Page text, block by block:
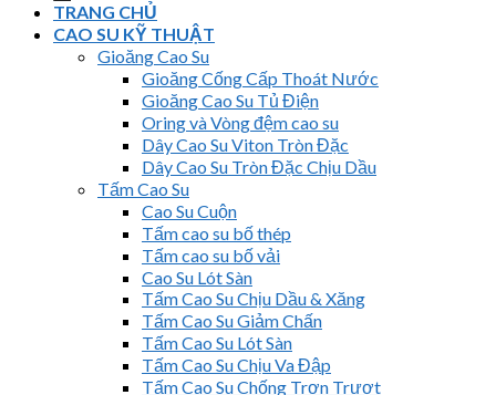
TRANG CHỦ
CAO SU KỸ THUẬT
Gioăng Cao Su
Gioăng Cống Cấp Thoát Nước
Gioăng Cao Su Tủ Điện
Oring và Vòng đệm cao su
Dây Cao Su Viton Tròn Đặc
Dây Cao Su Tròn Đặc Chịu Dầu
Tấm Cao Su
Cao Su Cuộn
Tấm cao su bố thép
Tấm cao su bố vải
Cao Su Lót Sàn
Tấm Cao Su Chịu Dầu & Xăng
Tấm Cao Su Giảm Chấn
Tấm Cao Su Lót Sàn
Tấm Cao Su Chịu Va Đập
Tấm Cao Su Chống Trơn Trượt